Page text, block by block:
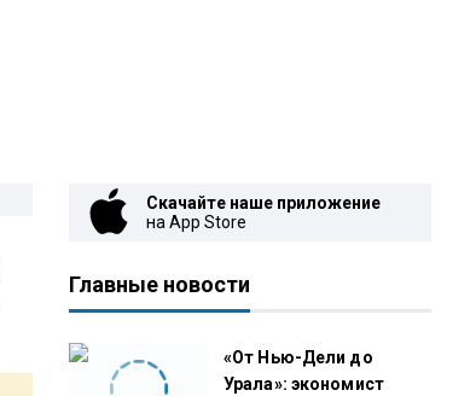
Скачайте наше приложение
на App Store
Главные новости
«От Нью-Дели до
Урала»: экономист